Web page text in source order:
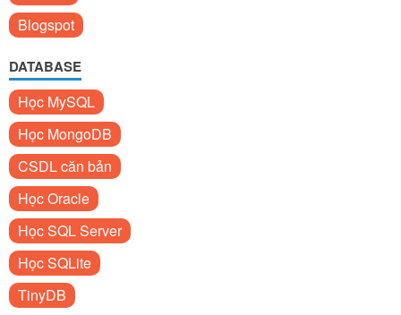
Blogspot
DATABASE
Học MySQL
Học MongoDB
CSDL căn bản
Học Oracle
Học SQL Server
Học SQLite
TinyDB